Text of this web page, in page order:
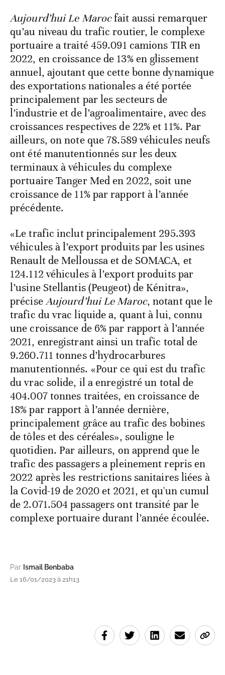
Aujourd’hui Le Marocfait aussi remarquer
qu’au niveau du trafic routier, le complexe
portuaire a traité 459.091 camions TIR en
2022, en croissance de 13% en glissement
annuel, ajoutant que cette bonne dynamique
des exportations nationales a été portée
principalement par les secteurs de
l’industrie et de l’agroalimentaire, avec des
croissances respectives de 22% et 11%. Par
ailleurs, on note que 78.589 véhicules neufs
ont été manutentionnés sur les deux
terminaux à véhicules du complexe
portuaire Tanger Med en 2022, soit une
croissance de 11% par rapport à l’année
précédente.
«Le trafic inclut principalement 295.393
véhicules à l’export produits par les usines
Renault de Melloussa et de SOMACA, et
124.112 véhicules à l’export produits par
l’usine Stellantis (Peugeot) de Kénitra»,
préciseAujourd’hui Le Maroc, notant que le
trafic du vrac liquide a, quant à lui, connu
une croissance de 6% par rapport à l’année
2021, enregistrant ainsi un trafic total de
9.260.711 tonnes d’hydrocarbures
manutentionnés. «Pour ce qui est du trafic
du vrac solide, il a enregistré un total de
404.007 tonnes traitées, en croissance de
18% par rapport à l’année dernière,
principalement grâce au trafic des bobines
de tôles et des céréales», souligne le
quotidien. Par ailleurs, on apprend que le
trafic des passagers a pleinement repris en
2022 après les restrictions sanitaires liées à
la Covid-19 de 2020 et 2021, et qu'un cumul
de 2.071.504 passagers ont transité par le
complexe portuaire durant l’année écoulée.
Par Ismail Benbaba
Le 16/01/2023 à 21h13